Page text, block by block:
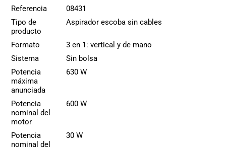
Referencia
08431
Tipo de
producto
Aspirador escoba sin cables
Formato
3 en 1: vertical y de mano
Sistema
Sin bolsa
Potencia
máxima
anunciada
630 W
Potencia
nominal del
motor
600 W
Potencia
nominal del
30 W